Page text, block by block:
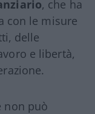
, che ha
con le misure
delle
e libertà,
non può